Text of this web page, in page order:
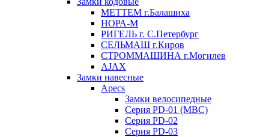
МЕТТЕМ г.Балашиха
НОРА-М
РИГЕЛЬ г. С.Петербург
СЕЛЬМАШ г.Киров
СТРОММАШИНА г.Могилев
AJAX
Замки навесные
Apecs
Замки велосипедные
Серия PD-01 (МВС)
Серия PD-02
Серия PD-03